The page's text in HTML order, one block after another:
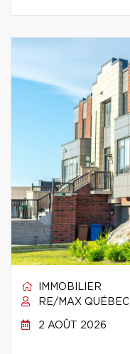
IMMOBILIER
RE/MAX QUÉBEC
2 AOÛT 2026